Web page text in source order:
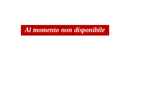
Al momento non disponibile